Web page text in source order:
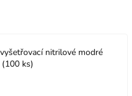
nitrilové modré
ks)